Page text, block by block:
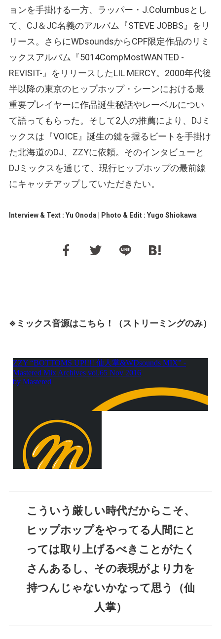
ョンを手掛ける一方、ラッパー・J.Columbusとし
て、CJ＆JC名義のアルバム『STEVE JOBBS』をリ
リース。さらにWDsoundsからCPF限定作品のリミ
ックスアルバム『5014CompMostWANTED -
REVISIT-』をリリースしたLIL MERCY。2000年代後
半以降の東京のヒップホップ・シーンにおける最
重要プレイヤーに作品誕生秘話やレーベルについ
て語ってもらった。そして2人の推薦により、DJミ
ックスは『VOICE』誕生の鍵を握るビートを手掛け
た北海道のDJ、ZZYに依頼。そのインタビューと
DJミックスを通じて、現行ヒップホップの最前線
にキャッチアップしていただきたい。
Interview & Text : Yu Onoda | Photo & Edit : Yugo Shiokawa
※ミックス音源はこちら！（ストリーミングのみ）
こういう厳しい時代だからこそ、
ヒップホップをやってる人間にと
っては取り上げるべきことがたく
さんあるし、その表現がより力を
持つんじゃないかなって思う（仙
人掌）